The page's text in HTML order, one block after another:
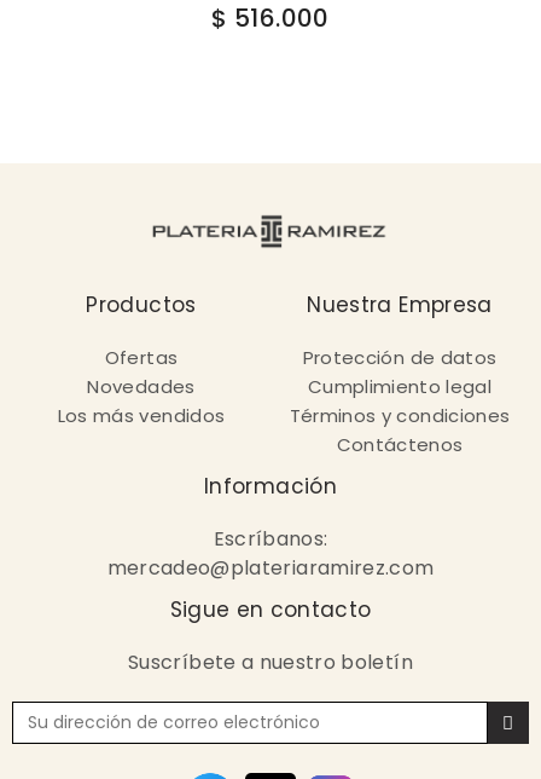
$ 516.000
Productos
Ofertas
Novedades
Los más vendidos
Nuestra Empresa
Protección de datos
Cumplimiento legal
Términos y condiciones
Contáctenos
Información
Escríbanos:
mercadeo@plateriaramirez.com
Sigue en contacto
Suscríbete a nuestro boletín